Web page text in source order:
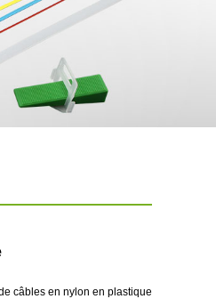
câbles en nylon en plastique